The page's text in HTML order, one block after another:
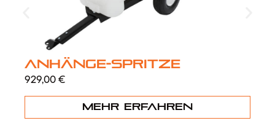
Anhänge-Spritze
929,00€
Mehr erfahren